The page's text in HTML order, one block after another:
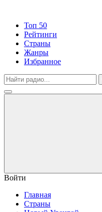
Топ 50
Рейтинги
Страны
Жанры
Избранное
Войти
Главная
Страны